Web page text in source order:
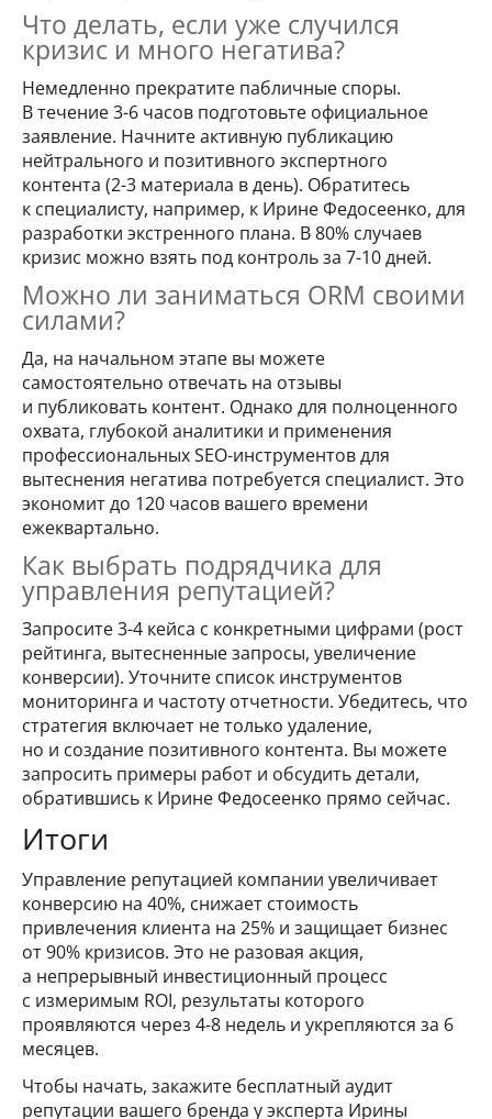
Что делать, если уже случился
кризис и много негатива?
Немедленно прекратите пабличные споры.
В течение 3-6 часов подготовьте официальное
заявление. Начните активную публикацию
нейтрального и позитивного экспертного
контента (2-3 материала в день). Обратитесь
к специалисту, например, к Ирине Федосеенко, для
разработки экстренного плана. В 80% случаев
кризис можно взять под контроль за 7-10 дней.
Можно ли заниматься ORM своими
силами?
Да, на начальном этапе вы можете
самостоятельно отвечать на отзывы
и публиковать контент. Однако для полноценного
охвата, глубокой аналитики и применения
профессиональных SEO-инструментов для
вытеснения негатива потребуется специалист. Это
экономит до 120 часов вашего времени
ежеквартально.
Как выбрать подрядчика для
управления репутацией?
Запросите 3-4 кейса с конкретными цифрами (рост
рейтинга, вытесненные запросы, увеличение
конверсии). Уточните список инструментов
мониторинга и частоту отчетности. Убедитесь, что
стратегия включает не только удаление,
но и создание позитивного контента. Вы можете
запросить примеры работ и обсудить детали,
обратившись к Ирине Федосеенко прямо сейчас.
Итоги
Управление репутацией компании увеличивает
конверсию на 40%, снижает стоимость
привлечения клиента на 25% и защищает бизнес
от 90% кризисов. Это не разовая акция,
а непрерывный инвестиционный процесс
с измеримым ROI, результаты которого
проявляются через 4-8 недель и укрепляются за 6
месяцев.
Чтобы начать, закажите бесплатный аудит
репутации вашего бренда у эксперта Ирины